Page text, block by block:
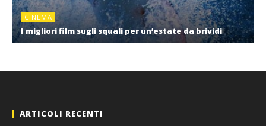
CINEMA
I migliori film sugli squali per un’estate da brividi
ARTICOLI RECENTI